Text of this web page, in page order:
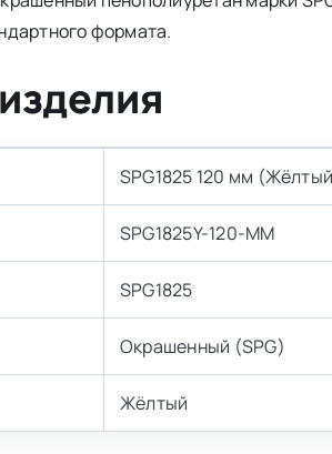
формата.
SPG1825 120 мм
SPG1825Y-120-MM
SPG1825
Окрашенный (SPG)
Жёлтый